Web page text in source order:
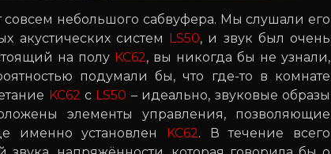
совсем небольшого сабвуфера. Мы слушали его
систем LS50, и звук был очень
на полу KC62, вы никогда бы не узнали,
подумали бы, что где-то в комнате
KC62 с LS50 – идеально, звуковые образы
элементы управления, позволяющие
именно установлен KC62. В течение всего